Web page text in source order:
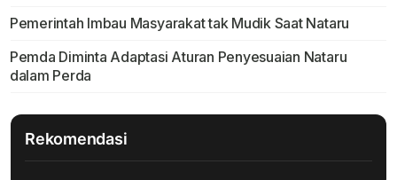
Pemerintah Imbau Masyarakat tak Mudik Saat Nataru
Pemda Diminta Adaptasi Aturan Penyesuaian Nataru
dalam Perda
Rekomendasi